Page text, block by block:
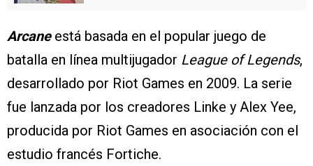
Arcane está basada en el popular juego de
batalla en línea multijugador League of Legends,
desarrollado por Riot Games en 2009. La serie
fue lanzada por los creadores Linke y Alex Yee,
producida por Riot Games en asociación con el
estudio francés Fortiche.